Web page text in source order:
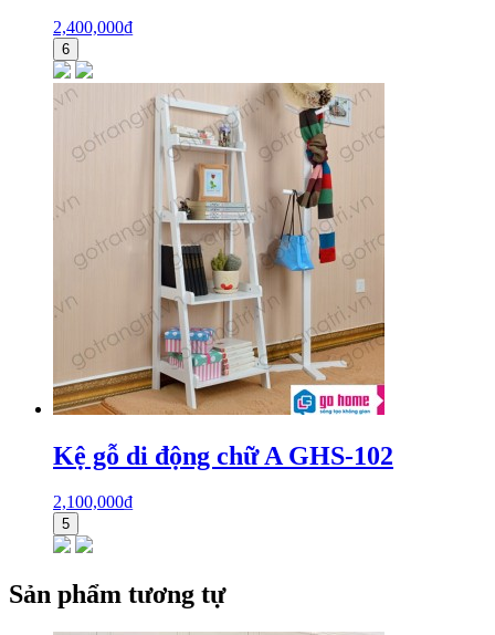
2,400,000₫
6
Kệ gỗ di động chữ A GHS-102
2,100,000₫
5
Sản phẩm tương tự